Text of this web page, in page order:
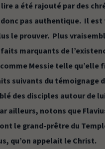
lire a été rajouté par des
donc pas authentique. Il
le prouver. Plus
marquants de
Messie telle
suivants du témoignage
des disciples autour de
ailleurs, notons que
le grand-prêtre du
qu’on appelait le Christ.